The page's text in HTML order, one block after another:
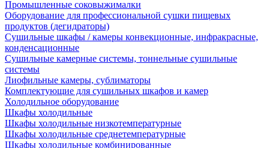
Промышленные соковыжималки
Оборудование для профессиональной сушки пищевых
продуктов (дегидраторы)
Сушильные шкафы / камеры конвекционные, инфракрасные,
конденсационные
Сушильные камерные системы, тоннельные сушильные
системы
Лиофильные камеры, сублиматоры
Комплектующие для сушильных шкафов и камер
Холодильное оборудование
Шкафы холодильные
Шкафы холодильные низкотемпературные
Шкафы холодильные среднетемпературные
Шкафы холодильные комбинированные